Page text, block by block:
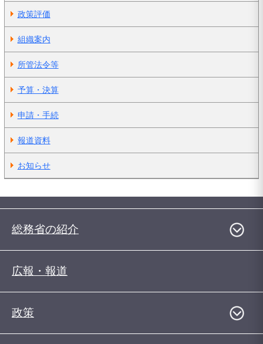
政策評価
組織案内
所管法令等
予算・決算
申請・手続
報道資料
お知らせ
総務省の紹介
広報・報道
政策